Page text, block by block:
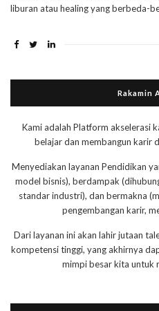
liburan atau healing yang berbeda-
Rakamin
Kami adalah Platform akselerasi
belajar dan membangun karir
Menyediakan layanan Pendidikan
model bisnis), berdampak
standar industri), dan bermakna
pengembangan karir,
Dari layanan ini akan lahir jutaan
kompetensi tinggi, yang akhirnya
mimpi besar kita untuk